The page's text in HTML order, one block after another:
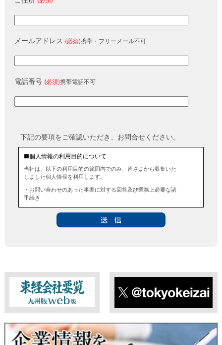
メールアドレス (必須)携帯・フリーメール不可
電話番号 (必須)携帯電話不可
下記の要項をご確認いただき、お問合せください。
■個人情報の利用目的について
当社は、以下の利用目的の範囲内でのみ、皆さまから収集いた
しました個人情報を利用します。
・お問い合わせのあった事案に対する回答及び業務上必要な諸
手続き
■個人情報の第三者提供について
■ 個人情報提供の任意性及び留意点
個人情報のご提供は任意ですが、必要な個人情報をご提供いた
だけなかった場合は、上記利用目的を達成できない場合があり
ますのでご了承ください。
当社は、本人が自己の個人情報について、通知・開示・訂正・
追加・削除・利用停止・提供停止の希望がございましたら、本
東経会社要覧web版 X